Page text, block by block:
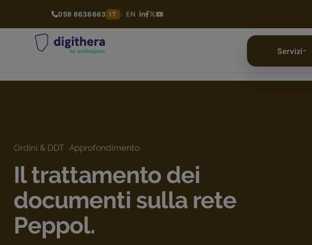
059 8638663 IT / EN
Servizi
Ordini & DDT · Approfondimento
Il trattamento dei
documenti sulla rete
Peppol.